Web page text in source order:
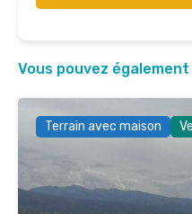
Vous pouvez
Terrain avec maison